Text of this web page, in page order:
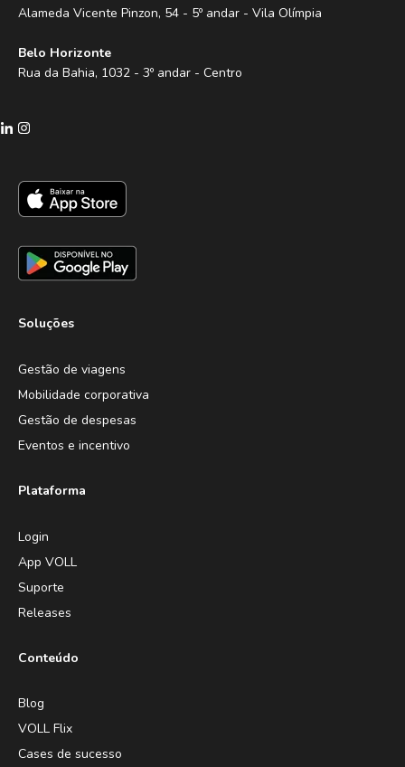
Alameda Vicente Pinzon, 54 - 5º andar - Vila Olímpia
Belo Horizonte
Rua da Bahia, 1032 - 3º andar - Centro
Soluções
Gestão de viagens
Mobilidade corporativa
Gestão de despesas
Eventos e incentivo
Plataforma
Login
App VOLL
Suporte
Releases
Conteúdo
Blog
VOLL Flix
Cases de sucesso